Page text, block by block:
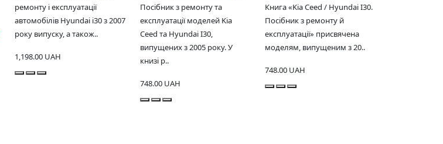
ремонту і експлуатації
автомобілів Hyundai i30 з 2007
року випуску, а також..
1,198.00 UAH
Посібник з ремонту та
експлуатації моделей Kia
Ceed та Hyundai I30,
випущених з 2005 року. У
книзі р..
748.00 UAH
Книга «Kia Ceed / Hyundai I30.
Посібник з ремонту й
експлуатації» присвячена
моделям, випущеним з 20..
748.00 UAH